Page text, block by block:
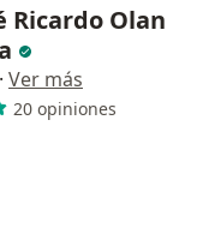
Ricardo Olan
· Ver más
20 opiniones